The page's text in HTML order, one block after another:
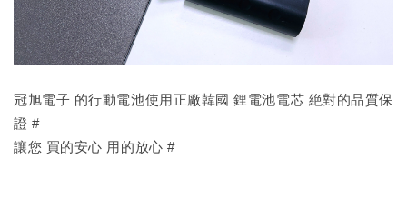
冠旭電子 的行動電池使用正廠韓國 鋰電池電芯 絶對的品質保
證 #
讓您 買的安心 用的放心 #